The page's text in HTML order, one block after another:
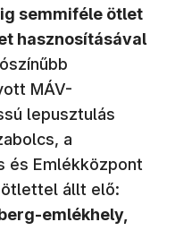
semmiféle ötlet
hasznosításával
MÁV-
lepusztulás
a
és Emlékközpont
ötlettel állt elő:
emlékhely,